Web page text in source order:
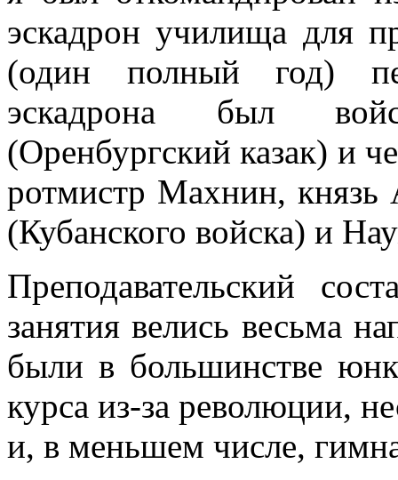
эскадрон училища для
(один полный год)
эскадрона был
(Оренбургский казак) и
ротмистр Махнин, князь
(Кубанского войска) и
Преподавательский
занятия велись весьма
были в большинстве
курса из-за революции,
и, в меньшем числе,